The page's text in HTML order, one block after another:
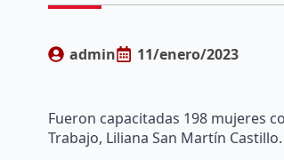
admin 11/enero/2023
Fueron capacitadas 198 mujeres
Trabajo, Liliana San Martín Castillo.